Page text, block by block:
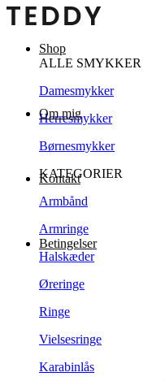
Shop
ALLE SMYKKER
Damesmykker
Herresmykker
Børnesmykker
KATEGORIER
Armbånd
Armringe
Halskæder
Øreringe
Ringe
Vielsesringe
Karabinlås
Om mig
Kontakt
Betingelser